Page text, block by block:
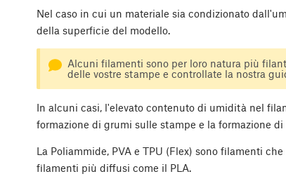
Nel caso in cui un materiale sia condizionato
della superficie del modello.
Alcuni filamenti sono per loro natura più
delle vostre stampe e controllate la nostra
In alcuni casi, l'elevato contenuto di umidità nel
formazione di grumi sulle stampe e la formazione
La Poliammide, PVA e TPU (Flex) sono filamenti
filamenti più diffusi come il PLA.